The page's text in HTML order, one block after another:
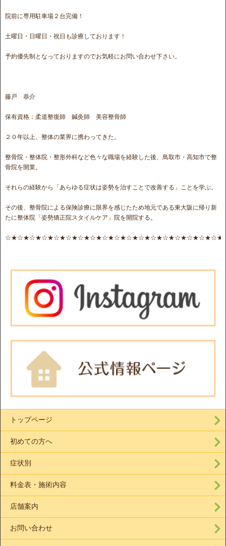
院前に専用駐車場２台完備！
土曜日・日曜日・祝日も診療しております！
予約優先制となっておりますのでお気軽にお問い合わせ下さい。
藤戸 恭介
保有資格：柔道整復師 鍼灸師 美容整骨師
２０年以上、整体の業界に携わってきた。
整骨院・整体院・整形外科など色々な職場を経験した後、鳥取市・高知市で整
骨院を開業。
それらの経験から「あらゆる症状は姿勢を治すことで改善する」ことを学ぶ。
その後、整骨院による保険診療に限界を感じたため地元である東大阪に帰り新
たに整体院「姿勢矯正院スタイルケア」院を開院する。
トップページ
初めての方へ
症状別
料金表・施術内容
店舗案内
お問い合わせ